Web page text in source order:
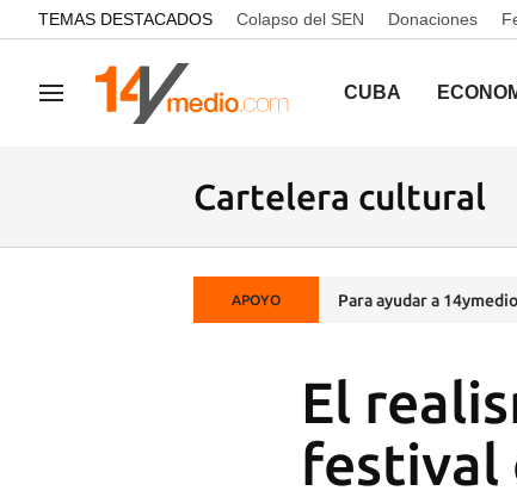
common.go-to-content
TEMAS DESTACADOS Colapso del SEN Donaciones
Navegación CUBA
Cartelera cultural
APOYO Para ayudar a 14ymedio
El
festival